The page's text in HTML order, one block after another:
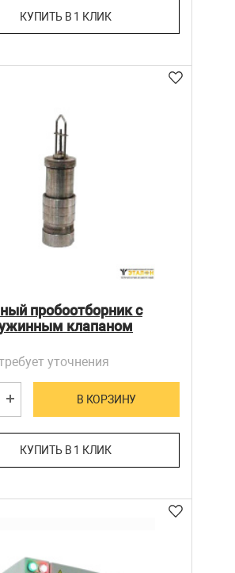
КУПИТЬ В 1 КЛИК
пробоотборник с
клапаном
уточнения
В КОРЗИНУ
КУПИТЬ В 1 КЛИК